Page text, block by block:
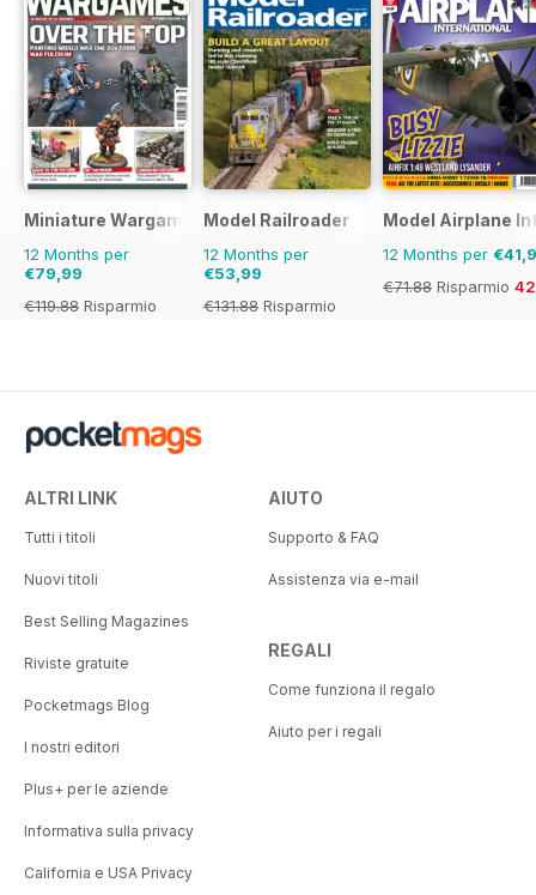
Miniature Wargames
12 Months per
€79,99
€119.88 Risparmio
Model Railroader
12 Months per
€53,99
€131.88 Risparmio
Model Airplane
12 Months per
€71.88 Risparmio
ALTRI LINK
Tutti i titoli
Nuovi titoli
Best Selling Magazines
Riviste gratuite
Pocketmags Blog
I nostri editori
Plus+ per le aziende
Informativa sulla privacy
California e USA Privacy
AIUTO
Supporto & FAQ
Assistenza via e-mail
REGALI
Come funziona il regalo
Aiuto per i regali